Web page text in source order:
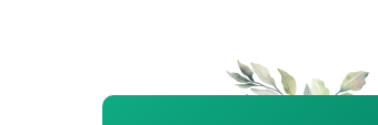
PHÒNG AMOR 4